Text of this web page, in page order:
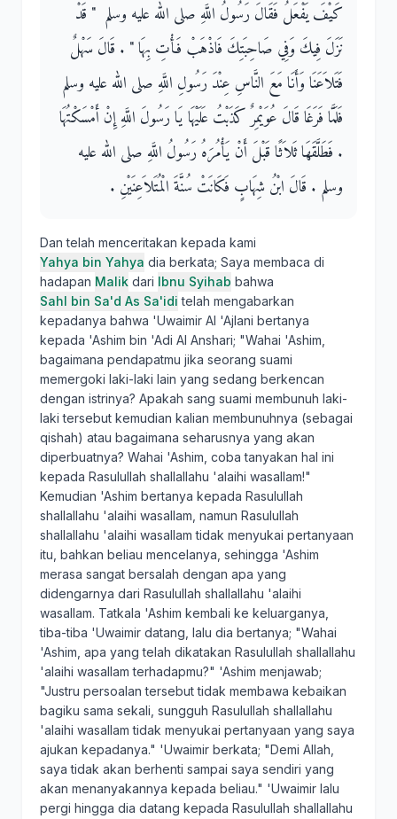
كَيْفَ يَفْعَلُ فَقَالَ رَسُولُ اللَّهِ صلى الله عليه وسلم ‏ "‏ قَدْ
نَزَلَ فِيكَ وَفِي صَاحِبَتِكَ فَاذْهَبْ فَأْتِ بِهَا ‏"‏ ‏.‏ قَالَ سَهْلٌ
فَتَلاَعَنَا وَأَنَا مَعَ النَّاسِ عِنْدَ رَسُولِ اللَّهِ صلى الله عليه وسلم
فَلَمَّا فَرَغَا قَالَ عُوَيْمِرٌ كَذَبْتُ عَلَيْهَا يَا رَسُولَ اللَّهِ إِنْ أَمْسَكْتُهَا
‏.‏ فَطَلَّقَهَا ثَلاَثًا قَبْلَ أَنْ يَأْمُرَهُ رَسُولُ اللَّهِ صلى الله عليه
وسلم ‏.‏ قَالَ ابْنُ شِهَابٍ فَكَانَتْ سُنَّةَ الْمُتَلاَعِنَيْنِ ‏.‏
Dan telah menceritakan kepada kami
Yahya bin Yahya dia berkata; Saya membaca di
hadapan Malik dari Ibnu Syihab bahwa
Sahl bin Sa'd As Sa'idi telah mengabarkan
kepadanya bahwa 'Uwaimir Al 'Ajlani bertanya
kepada 'Ashim bin 'Adi Al Anshari; "Wahai 'Ashim,
bagaimana pendapatmu jika seorang suami
memergoki laki-laki lain yang sedang berkencan
dengan istrinya? Apakah sang suami membunuh laki-
laki tersebut kemudian kalian membunuhnya (sebagai
qishah) atau bagaimana seharusnya yang akan
diperbuatnya? Wahai 'Ashim, coba tanyakan hal ini
kepada Rasulullah shallallahu 'alaihi wasallam!"
Kemudian 'Ashim bertanya kepada Rasulullah
shallallahu 'alaihi wasallam, namun Rasulullah
shallallahu 'alaihi wasallam tidak menyukai pertanyaan
itu, bahkan beliau mencelanya, sehingga 'Ashim
merasa sangat bersalah dengan apa yang
didengarnya dari Rasulullah shallallahu 'alaihi
wasallam. Tatkala 'Ashim kembali ke keluarganya,
tiba-tiba 'Uwaimir datang, lalu dia bertanya; "Wahai
'Ashim, apa yang telah dikatakan Rasulullah shallallahu
'alaihi wasallam terhadapmu?" 'Ashim menjawab;
"Justru persoalan tersebut tidak membawa kebaikan
bagiku sama sekali, sungguh Rasulullah shallallahu
'alaihi wasallam tidak menyukai pertanyaan yang saya
ajukan kepadanya." 'Uwaimir berkata; "Demi Allah,
saya tidak akan berhenti sampai saya sendiri yang
akan menanyakannya kepada beliau." 'Uwaimir lalu
pergi hingga dia datang kepada Rasulullah shallallahu